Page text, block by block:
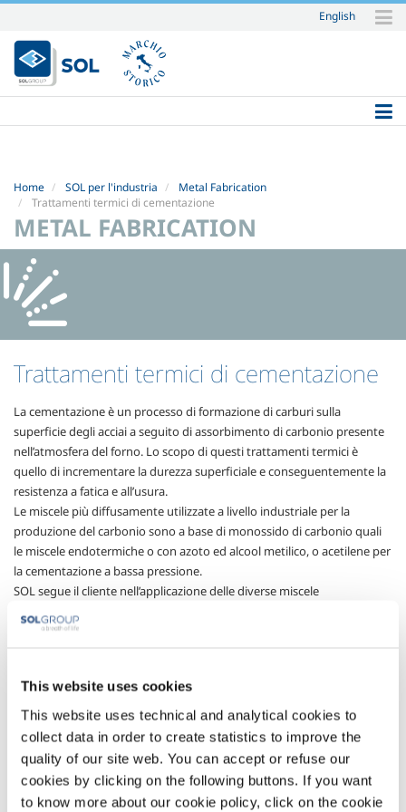
This website uses cookies
This website uses technical and analytical cookies to
collect data in order to create statistics to improve the
quality of our site web. You can accept or refuse our
cookies by clicking on the following buttons. If you want
to know more about our cookie policy, click on the cookie
Salta
ai
contenuti.
|
alla
English
Home SOL per l'industria
Metal Fabrication
Trattamenti termici di cementazione
METAL FABRICATION
Trattamenti termici di cementazione
La cementazione è un processo di formazione di carburi sulla
superficie degli acciai a seguito di assorbimento di carbonio presente
nell’atmosfera del forno. Lo scopo di questi trattamenti termici è
quello di incrementare la durezza superficiale e conseguentemente la
resistenza a fatica e all’usura.
Le miscele più diffusamente utilizzate a livello industriale per la
produzione del carbonio sono a base di monossido di carbonio quali
le miscele endotermiche o con azoto ed alcool metilico, o acetilene per
la cementazione a bassa pressione.
SOL segue il cliente nell’applicazione delle diverse miscele
miscelazione con alcool metilico) oppure l’acetilene per i
generatori per la produzione on-site di miscele
endotermiche con tecnologia SolMix® a potenziale di
carbonio controllato;
impianti di stoccaggio, distribuzione, miscelazione ed
iniezione delle miscele nel forno (ad es. lance per alcool